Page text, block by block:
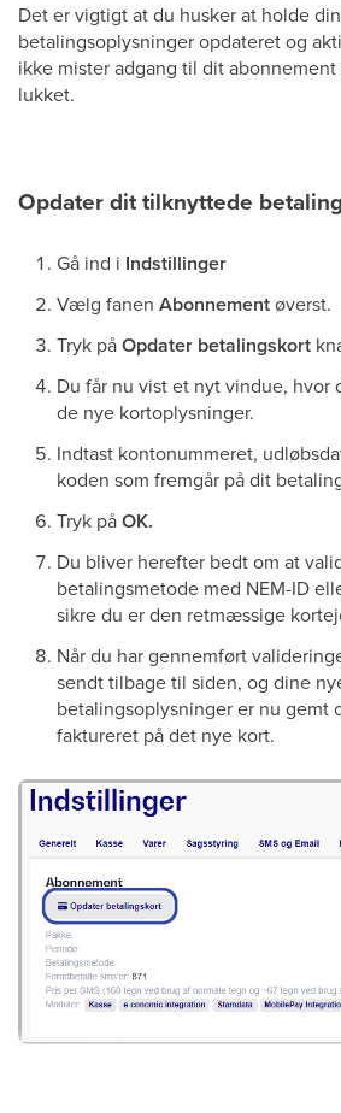
Det er vigtigt at du husker at holde
betalingsoplysninger opdateret og
ikke mister adgang til dit
lukket.
Opdater dit tilknyttede
Gå ind i Indstillinger
Vælg fanen Abonnementøverst.
Tryk påOpdater betalingskort
Du får nu vist et nyt vindue, hvor
de nye kortoplysninger.
Indtast kontonummeret,
koden som fremgår på dit
Tryk påOK.
Du bliver herefter bedt om at
betalingsmetode med NEM-ID
sikre du er den retmæssige
Når du har gennemført
sendt tilbage til siden, og dine
betalingsoplysninger er nu gemt
faktureret på det nye kort.